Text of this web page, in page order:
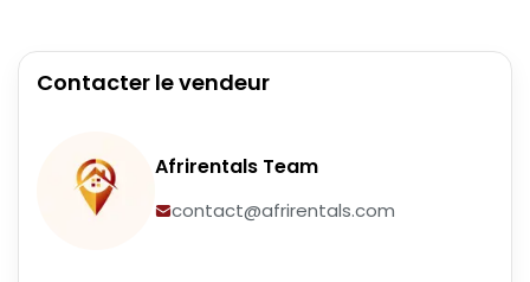
Contacter le vendeur
Afrirentals Team
contact@afrirentals.com